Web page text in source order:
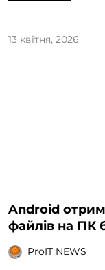
13 квітня, 2026
Android
файлів на ПК
ProIT NEWS